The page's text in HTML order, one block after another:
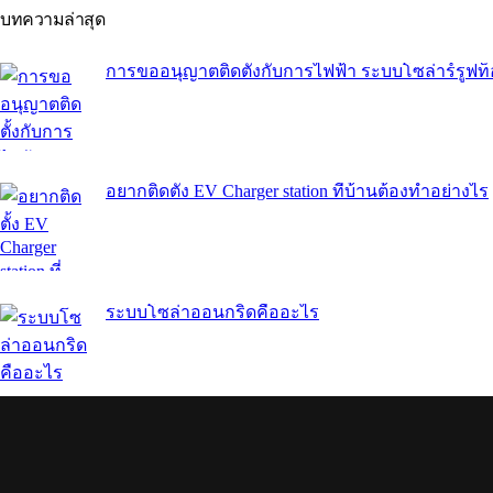
บทความล่าสุด
การขออนุญาตติดตั้งกับการไฟฟ้า ระบบโซล่าร์รูฟ
อยากติดตั้ง EV Charger station ที่บ้านต้องทำอย่างไร
ระบบโซล่าออนกริดคืออะไร